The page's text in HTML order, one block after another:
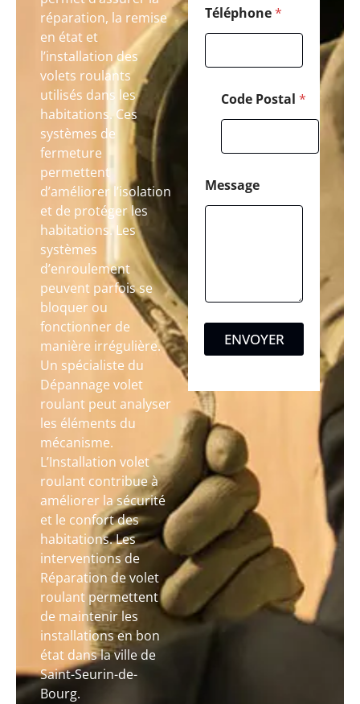
réparation, la remise
en état et
l’installation des
volets roulants
utilisés dans les
habitations. Ces
systèmes de
fermeture
permettent
d’améliorer l’isolation
et de protéger les
habitations. Les
systèmes
d’enroulement
peuvent parfois se
bloquer ou
fonctionner de
manière irrégulière.
Un spécialiste du
Dépannage volet
roulant peut analyser
les éléments du
mécanisme.
L’Installation volet
roulant contribue à
améliorer la sécurité
et le confort des
habitations. Les
interventions de
Réparation de volet
roulant permettent
de maintenir les
installations en bon
état dans la ville de
Saint-Seurin-de-
Bourg.
Téléphone*
Code Postal *
Message
ENVOYER